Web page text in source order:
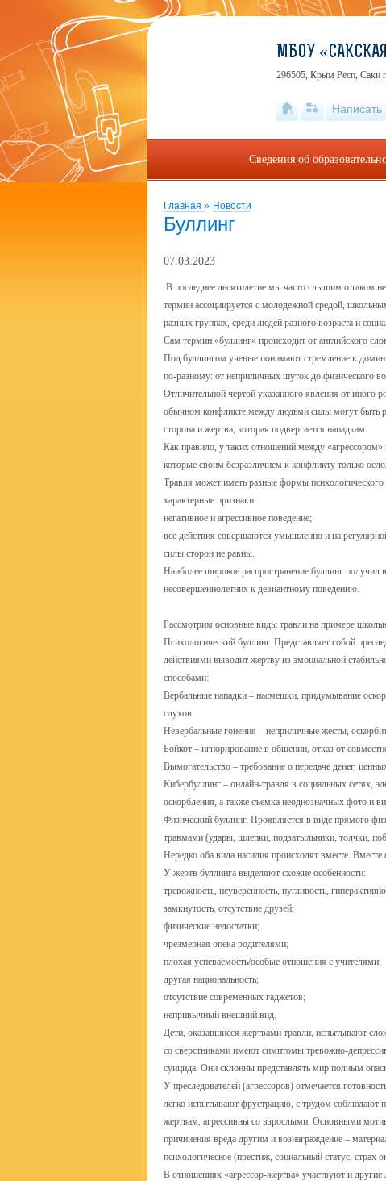
Главная » Новости
Буллинг
07.03.2023
В последнее десятилетие мы часто слышим о таком
термин ассоциируется с молодежной средой,
разных группах, среди людей разного возраста и
Сам термин «буллинг» происходит от английского
Под буллингом ученые понимают стремление к
по-разному: от неприличных шуток до физического
Отличительной чертой указанного явления от иного
обычном конфликте между людьми силы могут быть
сторона и жертва, которая подвергается нападкам.
Как правило, у таких отношений между
которые своим безразличием к конфликту только
Травля может иметь разные формы
характерные признаки:
негативное и агрессивное поведение;
все действия совершаются умышленно и на
силы сторон не равны.
Наиболее широкое распространение буллинг
несовершеннолетних к девиантному поведению.
Рассмотрим основные виды травли на примере
Психологический буллинг. Представляет собой
действиями выводит жертву из эмоциальной
способами:
Вербальные нападки – насмешки, придумывание
слухов.
Невербальные гонения – неприличные жесты,
Бойкот – игнорирование в общении, отказ от
Вымогательство – требование о передаче денег,
Кибербуллинг – онлайн-травля в социальных сетях,
оскорбления, а также съемка неоднозначных фото и
Физический буллинг. Проявляется в виде прямого
травмами (удары, шлепки, подзатыльники, толчки,
Нередко оба вида насилия происходят вместе.
У жертв буллинга выделяют схожие особенности:
тревожность, неуверенность, пугливость,
замкнутость, отсутствие друзей;
физические недостатки;
чрезмерная опека родителями;
плохая успеваемость/особые отношения с учителями;
другая национальность;
отсутствие современных гаджетов;
непривычный внешний вид.
Дети, оказавшиеся жертвами травли, испытывают
со сверстниками имеют симптомы тревожно-
суицида. Они склонны представлять мир полным
У преследователей (агрессоров) отмечается
легко испытывают фрустрацию, с трудом соблюдают
жертвам, агрессивны со взрослыми. Основными
причинения вреда другим и вознаграждение –
психологическое (престиж, социальный статус, страх
В отношениях «агрессор-жертва» участвуют и
МБОУ
296505, Крым Респ, Саки
Написать
Сведения об